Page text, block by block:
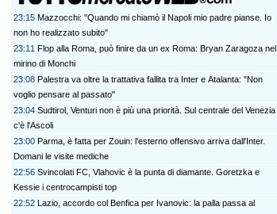
23:15 Mazzocchi: "Quando mi chiamò il Napoli mio padre pianse. Io
non ho realizzato subito"
23:11 Flop alla Roma, può finire da un ex Roma: Bryan Zaragoza nel
mirino di Monchi
23:08 Palestra va oltre la trattativa fallita tra Inter e Atalanta: "Non
voglio pensare al passato"
23:04 Sudtirol, Venturi non è più una priorità. Sul centrale del Venezia
c'è l'Ascoli
23:00 Parma, è fatta per Zouin: l'esterno offensivo arriva dall'Inter.
Domani le visite mediche
22:56 Svincolati FC, Vlahovic è la punta di diamante. Goretzka e
Kessie i centrocampisti top
22:52 Lazio, accordo col Benfica per Ivanovic: la palla passa al